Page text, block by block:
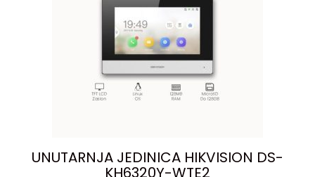
UNUTARNJA JEDINICA HIKVISION DS-
KH6320Y-WTE2